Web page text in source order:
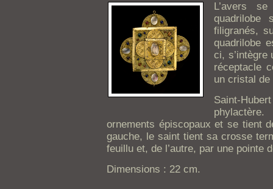
L’avers
quadrilobe
filigranés,
quadrilobe
ci, s’intègre
réceptacle
un cristal
Saint-
ornements épiscopaux et se tient
gauche, le saint tient sa crosse
feuillu et, de l’autre, par une pointe
Dimensions : 22 cm.